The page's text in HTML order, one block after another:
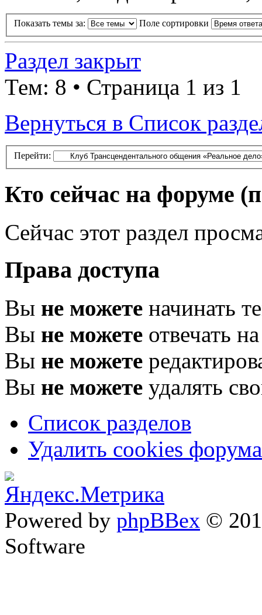
Показать темы за: Поле сортировки
Раздел закрыт
Тем: 8 • Страница 1 из 1
Вернуться в Список
Перейти:
Кто сейчас на форуме
Сейчас этот раздел
Права доступа
Вы не можете начинать
Вы не можете отвечать
Вы не можете
Вы не можете удалять
Список разделов
Удалить cookies форума
Powered by phpBBex ©
Software